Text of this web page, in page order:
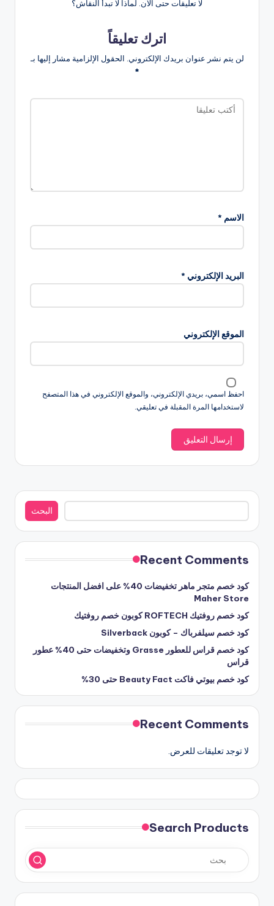
لا تعليقات حتى الآن. لماذا لا تبدأ النقاش؟
اترك تعليقاً
لن يتم نشر عنوان بريدك الإلكتروني. الحقول الإلزامية مشار إليها بـ
*
الاسم *
البريد الإلكتروني *
الموقع الإلكتروني
احفظ اسمي، بريدي الإلكتروني، والموقع الإلكتروني في هذا المتصفح
لاستخدامها المرة المقبلة في تعليقي.
البحث
البحث
Recent Comments
كود خصم متجر ماهر تخفيضات 40% على افضل المنتجات
Maher Store
كود خصم روفتيك ROFTECH كوبون خصم روفتيك
كود خصم سيلفرباك – كوبون Silverback
كود خصم قراس للعطور Grasse وتخفيضات حتى 40% عطور
قراس
كود خصم بيوتي فاكت Beauty Fact حتى 30%
Recent Comments
لا توجد تعليقات للعرض.
Search Products